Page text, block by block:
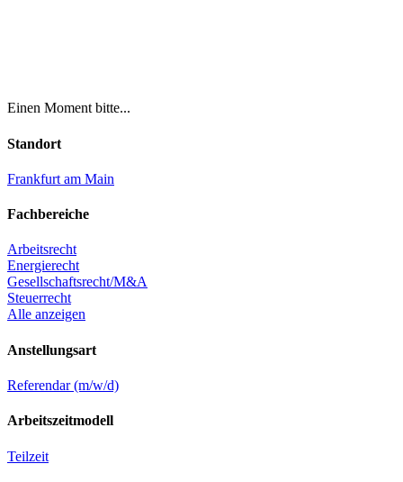
Einen Moment bitte...
Standort
Frankfurt am Main
Fachbereiche
Arbeitsrecht
Energierecht
Gesellschaftsrecht/M&A
Steuerrecht
Alle anzeigen
Anstellungsart
Referendar (m/w/d)
Arbeitszeitmodell
Teilzeit